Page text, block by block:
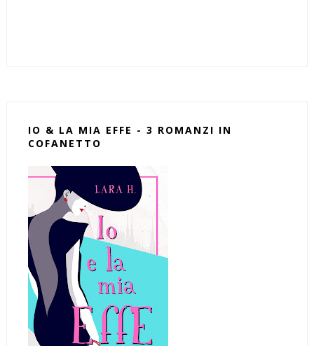
IO & LA MIA EFFE - 3 ROMANZI IN
COFANETTO